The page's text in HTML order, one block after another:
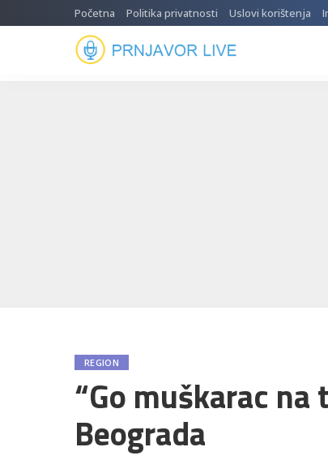
Početna Politika privatnosti Uslovi korištenja
REGION
“Go muškarac
Beograda